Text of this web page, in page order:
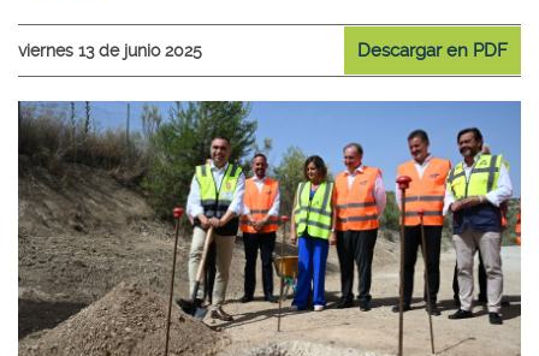
viernes 13 de junio 2025 Descargar en PDF